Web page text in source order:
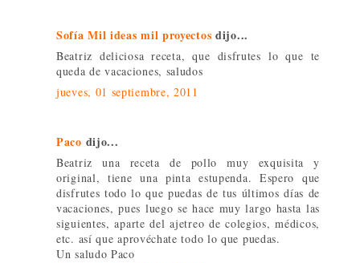
Sofía Mil ideas mil proyectos dijo...
Beatriz deliciosa receta, que disfrutes lo que te
queda de vacaciones, saludos
jueves, 01 septiembre, 2011
Paco dijo...
Beatriz una receta de pollo muy exquisita y
original, tiene una pinta estupenda. Espero que
disfrutes todo lo que puedas de tus últimos días de
vacaciones, pues luego se hace muy largo hasta las
siguientes, aparte del ajetreo de colegios, médicos,
etc. así que aprovéchate todo lo que puedas.
Un saludo Paco